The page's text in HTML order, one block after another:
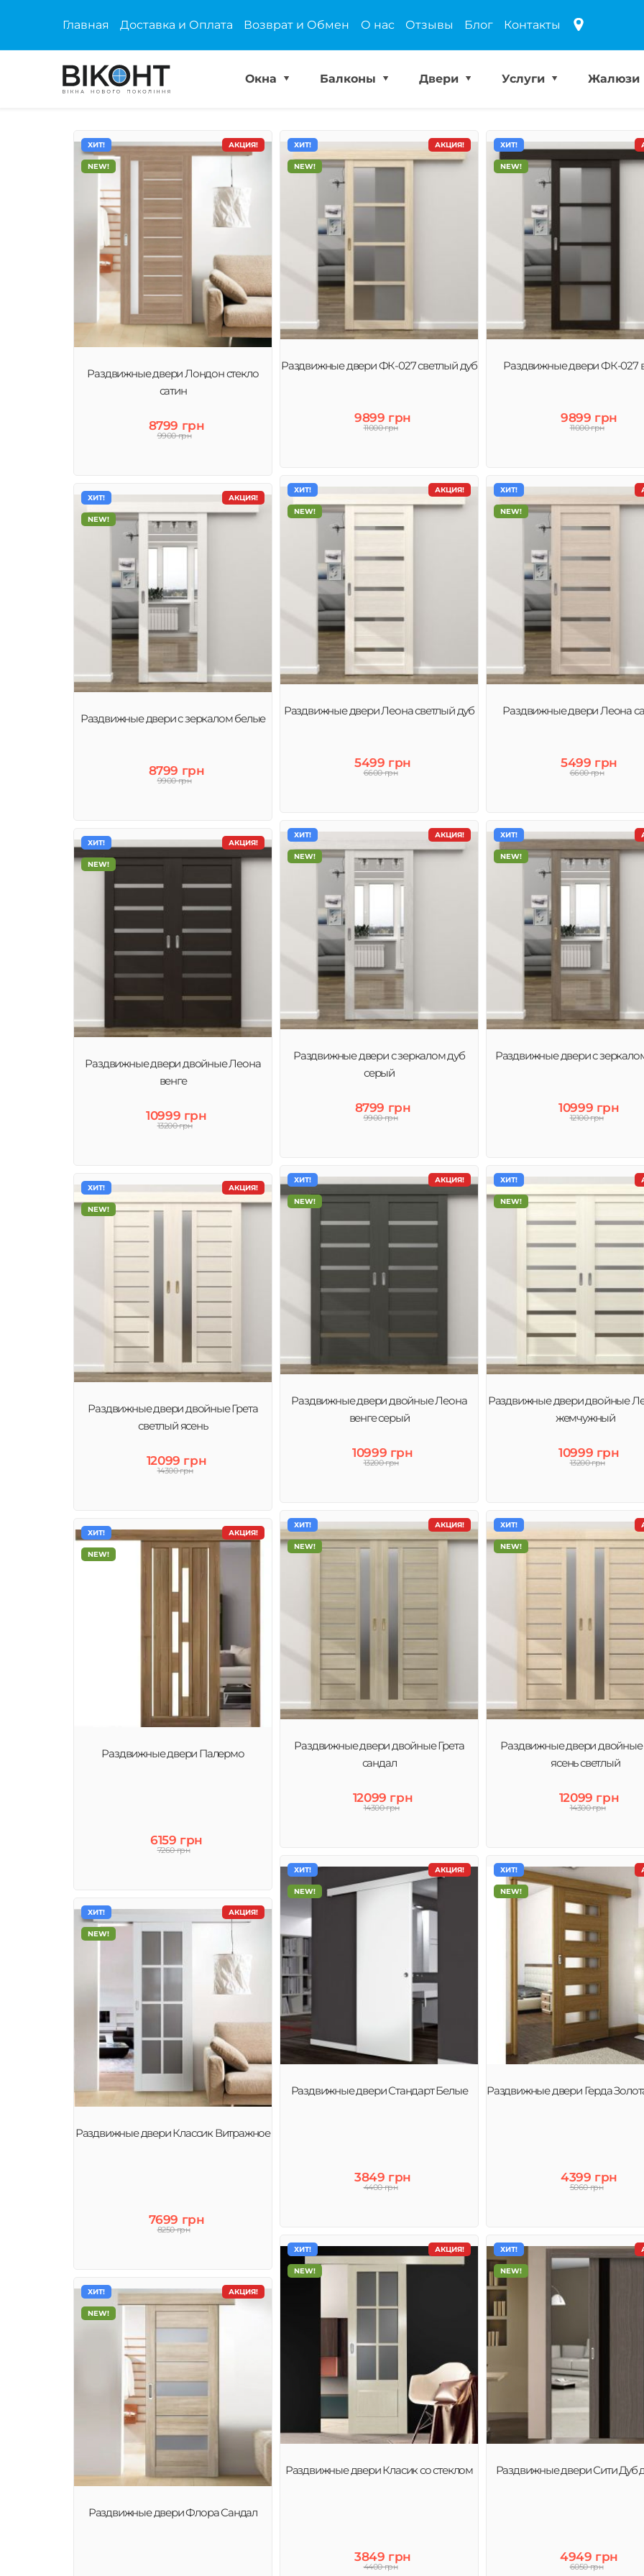
Главная Доставка и Оплата Возврат и Обмен О нас Отзывы Блог Контакты
Окна Балконы Двери Услуги Жалюзи
АКЦИЯ!
ХИТ!
NEW!
Раздвижные двери Лондон стекло
сатин
8799 грн
9900 грн
АКЦИЯ!
ХИТ!
NEW!
Раздвижные двери ФК-027 светлый дуб
9899 грн
11000 грн
ХИТ!
NEW!
Раздвижные двери ФК-027
9899 грн
11000 грн
АКЦИЯ!
ХИТ!
NEW!
Раздвижные двери Леона светлый дуб
5499 грн
6600 грн
ХИТ!
NEW!
Раздвижные двери Леона
5499 грн
6600 грн
АКЦИЯ!
ХИТ!
NEW!
Раздвижные двери с зеркалом белые
8799 грн
9900 грн
АКЦИЯ!
ХИТ!
NEW!
Раздвижные двери с зеркалом дуб
серый
8799 грн
9900 грн
ХИТ!
NEW!
Раздвижные двери с
10999 грн
12100 грн
АКЦИЯ!
ХИТ!
NEW!
Раздвижные двери двойные Леона
венге
10999 грн
13200 грн
АКЦИЯ!
ХИТ!
NEW!
Раздвижные двери двойные Леона
венге серый
10999 грн
13200 грн
ХИТ!
NEW!
Раздвижные двери двойные
жемчужный
10999 грн
13200 грн
АКЦИЯ!
ХИТ!
NEW!
Раздвижные двери двойные Грета
светлый ясень
12099 грн
14300 грн
АКЦИЯ!
ХИТ!
NEW!
Раздвижные двери двойные Грета
сандал
12099 грн
14300 грн
ХИТ!
NEW!
Раздвижные двери двойные
ясень светлый
12099 грн
14300 грн
АКЦИЯ!
ХИТ!
NEW!
Раздвижные двери Палермо
6159 грн
7260 грн
АКЦИЯ!
ХИТ!
NEW!
Раздвижные двери Стандарт Белые
3849 грн
4400 грн
ХИТ!
NEW!
Раздвижные двери Герда
4399 грн
5060 грн
АКЦИЯ!
ХИТ!
NEW!
Раздвижные двери Классик Витражное
7699 грн
8250 грн
АКЦИЯ!
ХИТ!
NEW!
Раздвижные двери Класик со стеклом
3849 грн
4400 грн
ХИТ!
NEW!
Раздвижные двери Сити Дуб
4949 грн
6050 грн
АКЦИЯ!
ХИТ!
NEW!
Раздвижные двери Флора Сандал